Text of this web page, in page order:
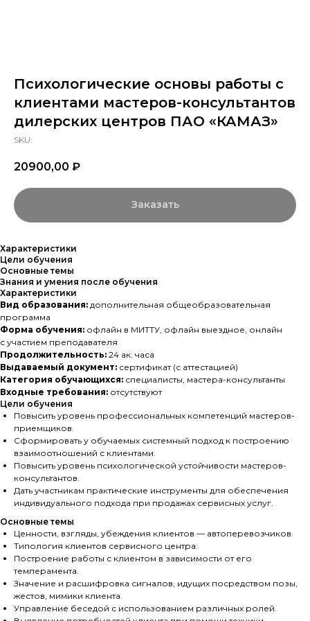
Психологические основы работы с
клиентами мастеров-консультантов
дилерских центров ПАО «КАМАЗ»
SKU:
20900,00 ₽
Заказать
Характеристики
Цели обучения
Основные темы
Знания и умения после обучения
Характеристики
Вид образования: дополнительная общеобразовательная
программа
Форма обучения: офлайн в МИТТУ, офлайн выездное, онлайн
с участием преподавателя
Продолжительность: 24 ак. часа
Выдаваемый документ: сертификат (с аттестацией)
Категория обучающихся: специалисты, мастера-консультанты
Входные требования: отсутствуют
Цели обучения
Повысить уровень профессиональных компетенций мастеров-
приемщиков.
Сформировать у обучаемых системный подход к построению
взаимоотношений с клиентами.
Повысить уровень психологической устойчивости мастеров-
консультантов.
Дать участникам практические инструменты для обеспечения
индивидуального подхода при продажах сервисных услуг.
Основные темы
Ценности, взгляды, убеждения клиентов — автоперевозчиков.
Типология клиентов сервисного центра.
Построение работы с клиентом в зависимости от его
темперамента.
Значение и расшифровка сигналов, идущих посредством позы,
жестов, мимики клиента.
Управление беседой с использованием различных ролей.